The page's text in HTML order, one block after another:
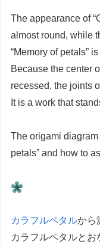
The appearance of
almost round, while
“Memory of petals”
Because the center
recessed, the joints
It is a work that
The origami
petals” and how to
カラフルペタルから
カラフルペタルと